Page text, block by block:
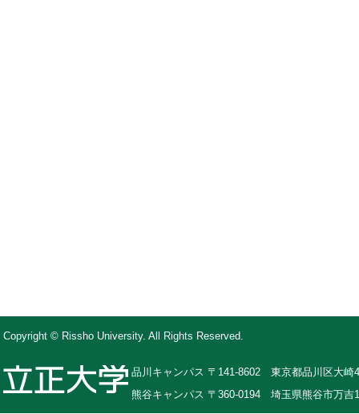
Copyright © Rissho University. All Rights Reserved.
品川キャンパス 〒141-8602 東京都品川区大崎
熊谷キャンパス 〒360-0194 埼玉県熊谷市万吉